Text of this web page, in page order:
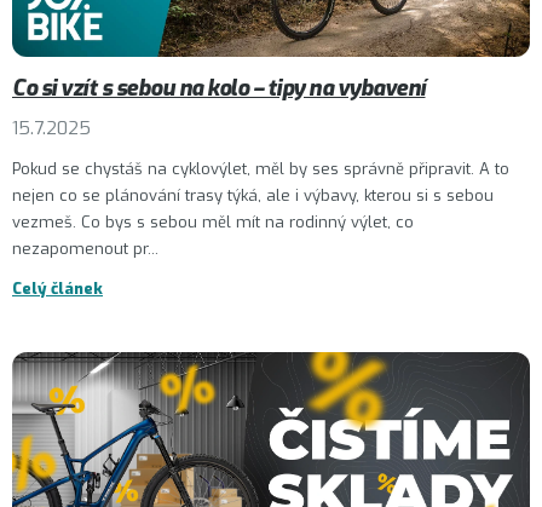
Co si vzít s sebou na kolo – tipy na vybavení
15.7.2025
Pokud se chystáš na cyklovýlet, měl by ses správně připravit. A to
nejen co se plánování trasy týká, ale i výbavy, kterou si s sebou
vezmeš. Co bys s sebou měl mít na rodinný výlet, co
nezapomenout pr...
Celý článek